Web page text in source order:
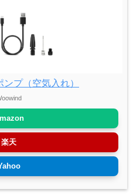
プ（空気入れ）
楽天